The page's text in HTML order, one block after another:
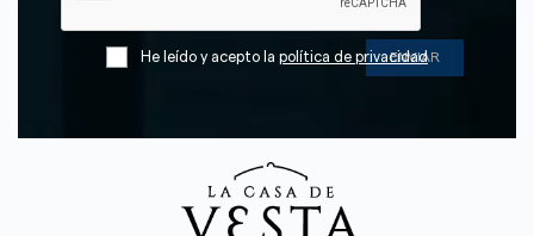
He leído y acepto la política de privacidad